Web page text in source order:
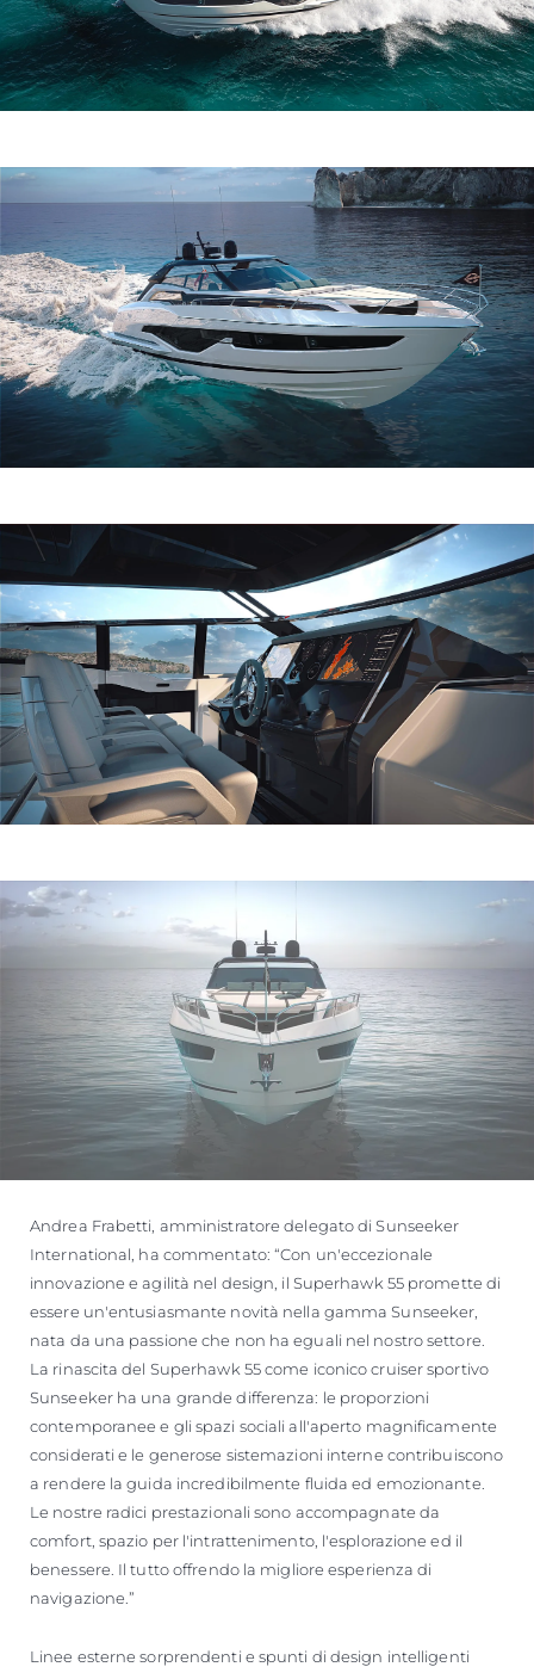
Andrea Frabetti, amministratore delegato di Sunseeker
International, ha commentato: “Con un'eccezionale
innovazione e agilità nel design, il Superhawk 55 promette di
essere un'entusiasmante novità nella gamma Sunseeker,
nata da una passione che non ha eguali nel nostro settore.
La rinascita del Superhawk 55 come iconico cruiser sportivo
Sunseeker ha una grande differenza: le proporzioni
contemporanee e gli spazi sociali all'aperto magnificamente
considerati e le generose sistemazioni interne contribuiscono
a rendere la guida incredibilmente fluida ed emozionante.
Le nostre radici prestazionali sono accompagnate da
comfort, spazio per l'intrattenimento, l'esplorazione ed il
benessere. Il tutto offrendo la migliore esperienza di
navigazione.”
Linee esterne sorprendenti e spunti di design intelligenti